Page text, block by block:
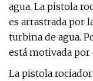
agua. La pistola
es arrastrada por
turbina de agua.
está motivada por
La pistola